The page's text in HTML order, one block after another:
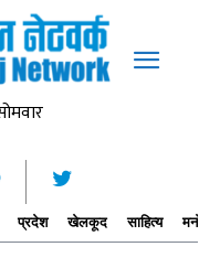
प्रदेश खेलकूद साहित्य